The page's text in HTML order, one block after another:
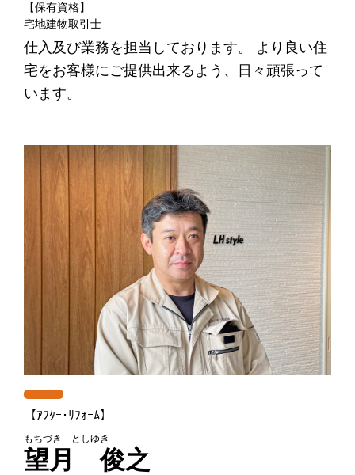
【保有資格】
宅地建物取引士
仕入及び業務を担当しております。 より良い住
宅をお客様にご提供出来るよう、日々頑張って
います。
【ｱﾌﾀｰ･ﾘﾌｫｰﾑ】
もちづき としゆき
望月 俊之